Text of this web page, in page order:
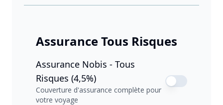
Assurance Tous Risques
Assurance Nobis - Tous
Risques (4,5%)
Couverture d'assurance complète pour
votre voyage